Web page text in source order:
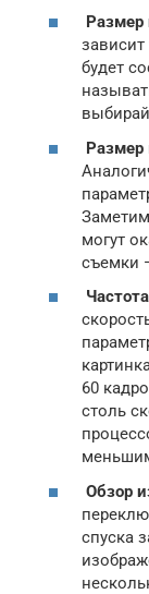
Размер
зависит
будет
Размер
могут
съемки
60
столь
Обзор
спуска